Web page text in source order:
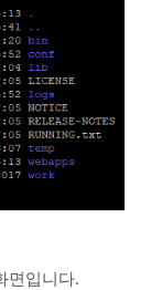
면입니다.